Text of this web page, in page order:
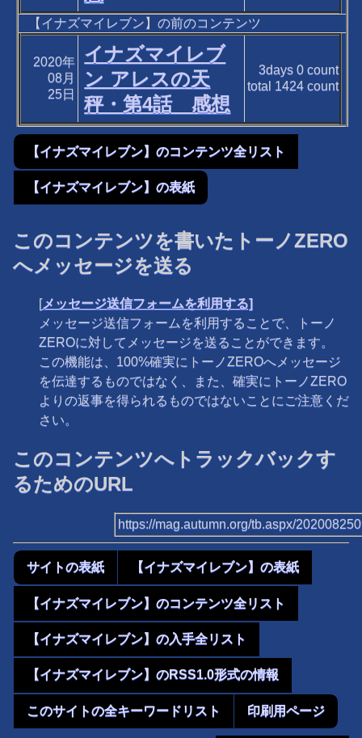
【イナズマイレブン】の前のコンテンツ
2020年
08月
25日
イナズマイレブ
ン アレスの天
秤・第4話 感想
3days 0count
total 1424count
【イナズマイレブン】のコンテンツ全リスト
【イナズマイレブン】の表紙
このコンテンツを書いたトーノZERO
へメッセージを送る
[メッセージ送信フォームを利用する]
メッセージ送信フォームを利用することで、トーノ
ZEROに対してメッセージを送ることができます。
この機能は、100%確実にトーノZEROへメッセージ
を伝達するものではなく、また、確実にトーノZERO
よりの返事を得られるものではないことにご注意くだ
さい。
このコンテンツへトラックバックす
るためのURL
https://mag.autumn.org/tb.aspx/
サイトの表紙 【イナズマイレブン】の表紙
【イナズマイレブン】のコンテンツ全リスト
【イナズマイレブン】の入手全リスト
【イナズマイレブン】のRSS1.0形式の情報
このサイトの全キーワードリスト 印刷用ページ